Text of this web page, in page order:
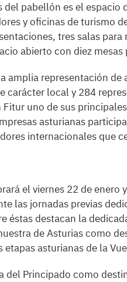
del pabellón es el
y oficinas de turismo
tres salas
abierto con diez
amplia representación de
carácter local y 284
uno de sus
asturianas
internacionales que
el viernes 22 de
las jornadas previas
éstas destacan la
de Asturias como
asturianas de la
del Principado como